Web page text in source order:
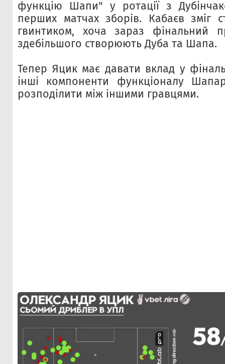
функцію Шапи" у ротації з
перших матчах зборів. Кабаєв зміг
гвинтиком, хоча зараз фінальний
здебільшого створюють Дуба та Шапа.
Тепер Яцик має давати вклад у
інші компоненти функціоналу
розподілити між іншими гравцями.